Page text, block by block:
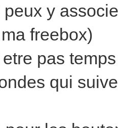
y
freebox)
pas
qui